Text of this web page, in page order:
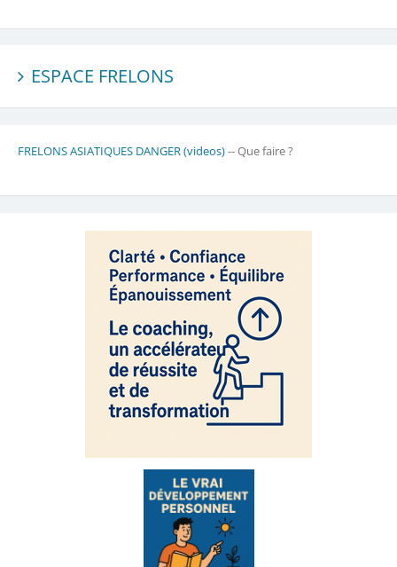
ESPACE FRELONS
FRELONS ASIATIQUES DANGER (videos)-- Que faire ?